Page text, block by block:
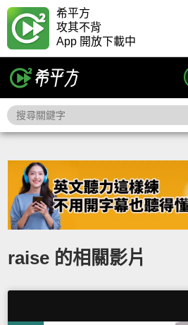
希平方
攻其不背
App 開放下載中
raise 的相關影片